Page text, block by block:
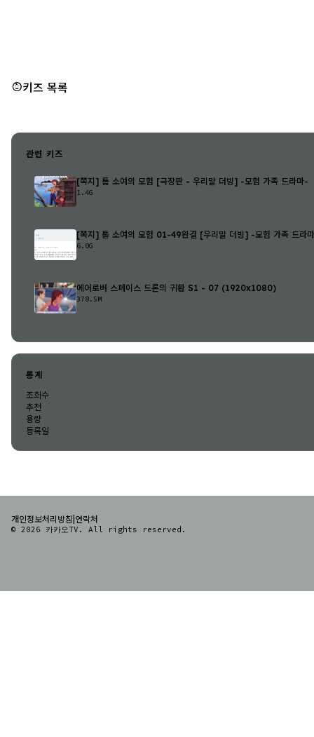
키즈 목록
관련 키즈
[쪽지] 톰 소여의 모험 [극장판 - 우리말 더빙] -모험 가족 드라마-
1.4G
[쪽지] 톰 소여의 모험 01-49완결 [우리말 더빙] -모험 가족 드라
6.0G
에어로버 스페이스 드론의 귀환 S1 - 07 (1920x1080)
378.5M
통계
조회수
추천
용량
등록일
개인정보처리방침 연락처
© 2026 카카오TV. All rights reserved.